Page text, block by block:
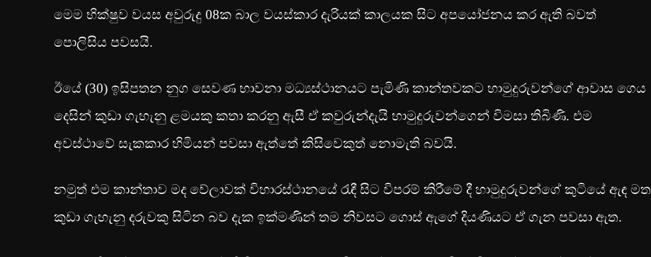
මෙම භික්ෂුව වයස අවුරුදු 08ක බාල වයස්කාර දැරියක් කාලයක සිට අපයෝජනය කර ඇති බවත්
පොලිසිය පවසයි.
ඊයේ (30) ඉසිපතන නුග සෙවණ භාවනා මධ්‍යස්ථානයට පැමිණි කාන්තවකට හාමුදුරුවන්ගේ ආවාස ගෙය
දෙසින් කුඩා ගැහැනු ළමයකු කතා කරනු ඇසී ඒ කවුරුන්දැයි හාමුදුරුවන්ගෙන් විමසා තිබිණි. එම
අවස්ථාවේ සැකකාර හිමියන් පවසා ඇත්තේ කිසිවෙකුත් නොමැති බවයි.
නමුත් එම කාන්තාව මද වේලාවක් විහාරස්ථානයේ රැඳී සිට විපරම් කිරීමේ දී හාමුදුරුවන්ගේ කුටියේ ඇඳ මත
කුඩා ගැහැනු දරුවකු සිටින බව දැක ඉක්මණින් තම නිවසට ගොස් ඇගේ දියණියට ඒ ගැන පවසා ඇත.